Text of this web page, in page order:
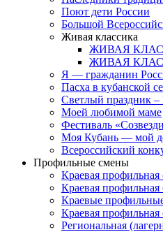
Поют дети России
Большой
Живая классика
ЖИВАЯ
ЖИВАЯ
Я — гражданин
Пасха в кубанской
Светлый праздник
Моей любимой маме
Фестиваль
Моя Кубань — мой
Всероссийский
Профильные смены
Краевая профильная
Краевая профильная
Краевые
Краевая профильная
Региональная